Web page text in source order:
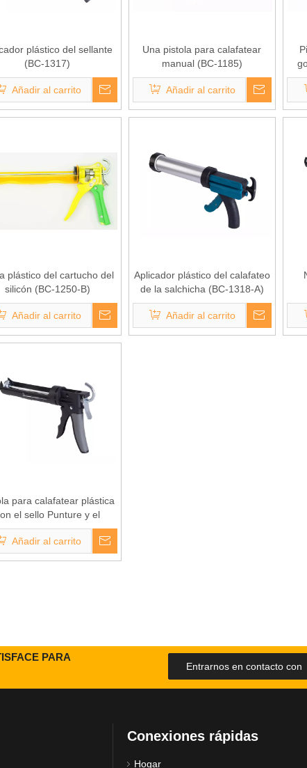
plástico del sellante
(BC-1317)
Añadir al carrito
Una pistola para calafatear
manual (BC-1185)
Añadir al carrito
plástico del cartucho del
silicón (BC-1250-B)
Añadir al carrito
Aplicador plástico del calafateo
de la salchicha (BC-1318-A)
Añadir al carrito
para calafatear plástica
el sello Punture y el
del canalón (BC-1230)
Añadir al carrito
PARA
Entrarnos en contacto con
Conexiones rápidas
Hogar